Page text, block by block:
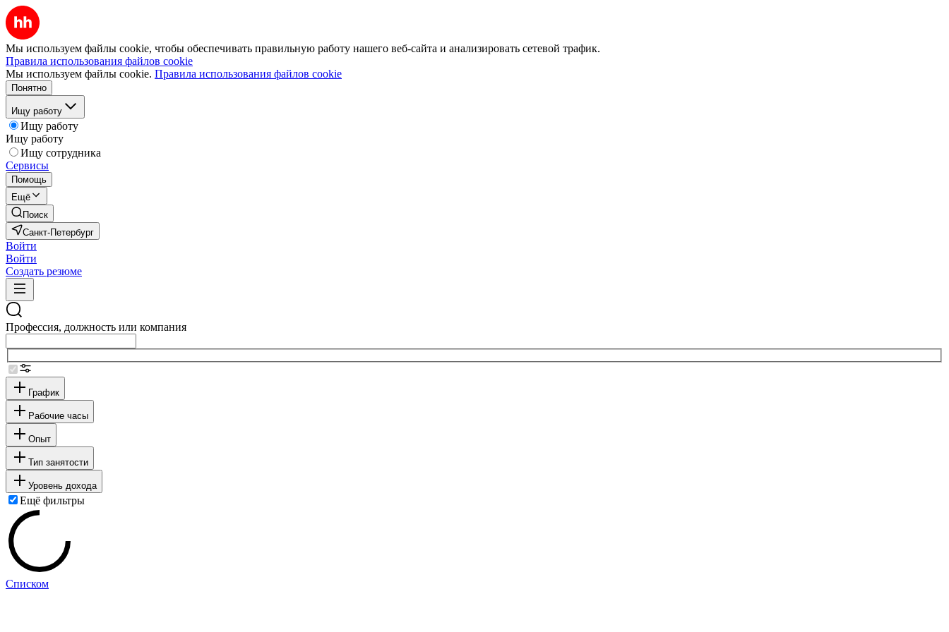
Мы используем файлы cookie, чтобы обеспечивать правильную работу нашего веб-сайта и анализировать сетевой трафик.
Правила использования файлов cookie
Мы используем файлы cookie. Правила использования файлов cookie
Понятно
Ищу работу
Ищу работу
Ищу работу
Ищу сотрудника
Сервисы
Помощь
Ещё
Поиск
Санкт-Петербург
Войти
Войти
Создать резюме
Профессия, должность или компания
График
Рабочие часы
Опыт
Тип занятости
Уровень дохода
Ещё фильтры
Списком